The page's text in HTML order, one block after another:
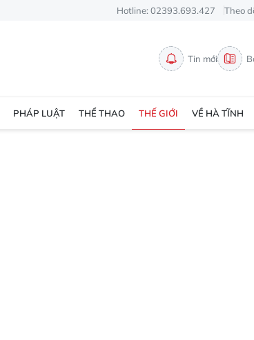
Hotline: 02393.693.427 Theo
Tin mới
PHÁP LUẬT THỂ THAO THẾ GIỚI VỀ HÀ TĨNH